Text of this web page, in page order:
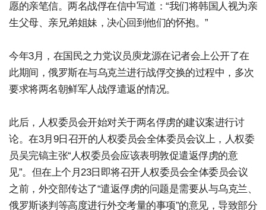
愿的亲笔信。两名战俘在信中写道：“我们将韩国人视为亲
生父母、亲兄弟姐妹，决心回到他们的怀抱。”
今年3月，在国民之力党议员庾龙源在记者会上公开了在
此期间，俄罗斯在与乌克兰进行战俘交换的过程中，多次
要求将两名朝鲜军人战俘遣返的情况。
此后，人权委员会开始对关于两名俘虏的建议案进行讨
论。在3月9日召开的人权委员会全体委员会议上，人权委
员吴完镐主张“人权委员会应该表明敦促遣返俘虏的意
见”。但在上个月23日即将召开人权委员会全体委员会议
之前，外交部传达了“遣返俘虏的问题是需要从与乌克兰、
俄罗斯谈判等高度进行外交考量的事项”的意见，导致部分